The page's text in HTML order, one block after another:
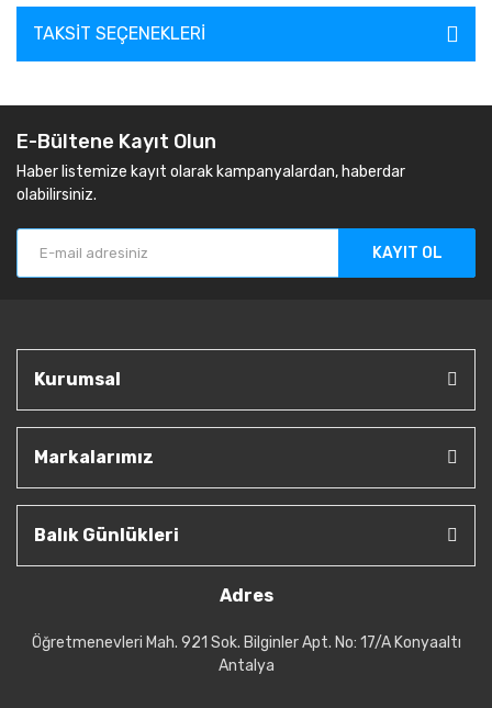
TAKSIT SEÇENEKLERI
E-Bültene Kayıt Olun
Haber listemize kayıt olarak kampanyalardan, haberdar
olabilirsiniz.
KAYIT OL
Kurumsal
Markalarımız
Balık Günlükleri
Adres
Öğretmenevleri Mah. 921 Sok. Bilginler Apt. No: 17/A Konyaaltı
Antalya